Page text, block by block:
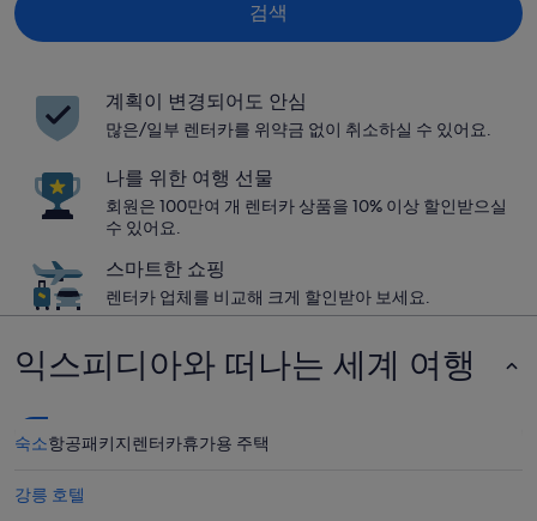
검색
계획이 변경되어도 안심
많은/일부 렌터카를 위약금 없이 취소하실 수 있어요.
나를 위한 여행 선물
회원은 100만여 개 렌터카 상품을 10% 이상 할인받으실
수 있어요.
스마트한 쇼핑
렌터카 업체를 비교해 크게 할인받아 보세요.
익스피디아와 떠나는 세계 여행
숙소항공패키지렌터카휴가용 주택
강릉 호텔